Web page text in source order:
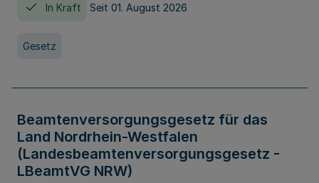
In Kraft Seit 01. August 2026
Gesetz
Beamtenversorgungsgesetz für das
Land Nordrhein-Westfalen
(Landesbeamtenversorgungsgesetz -
LBeamtVG NRW)